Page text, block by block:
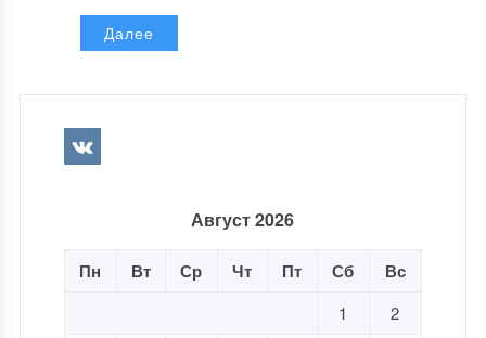
Далее
Август 2026
Пн Вт Ср Чт Пт Сб Вс
1
2